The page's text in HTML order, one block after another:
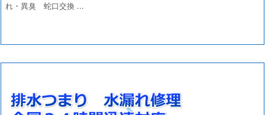
れ・異臭 蛇口交換 ...